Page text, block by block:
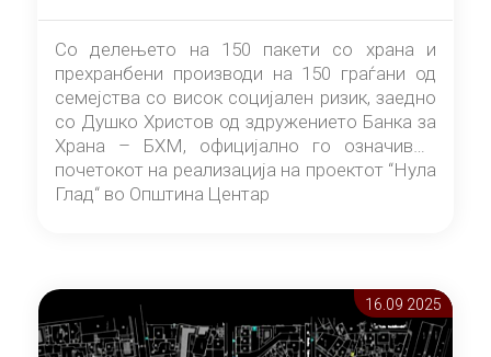
Со делењето на 150 пакети со храна и
прехранбени производи на 150 граѓани од
семејства со висок социјален ризик, заедно
со Душко Христов од здружението Банка за
Храна – БХМ, официјално го означивме
почетокот на реализација на проектот “Нула
Глад“ во Општина Центар
16.09 2025